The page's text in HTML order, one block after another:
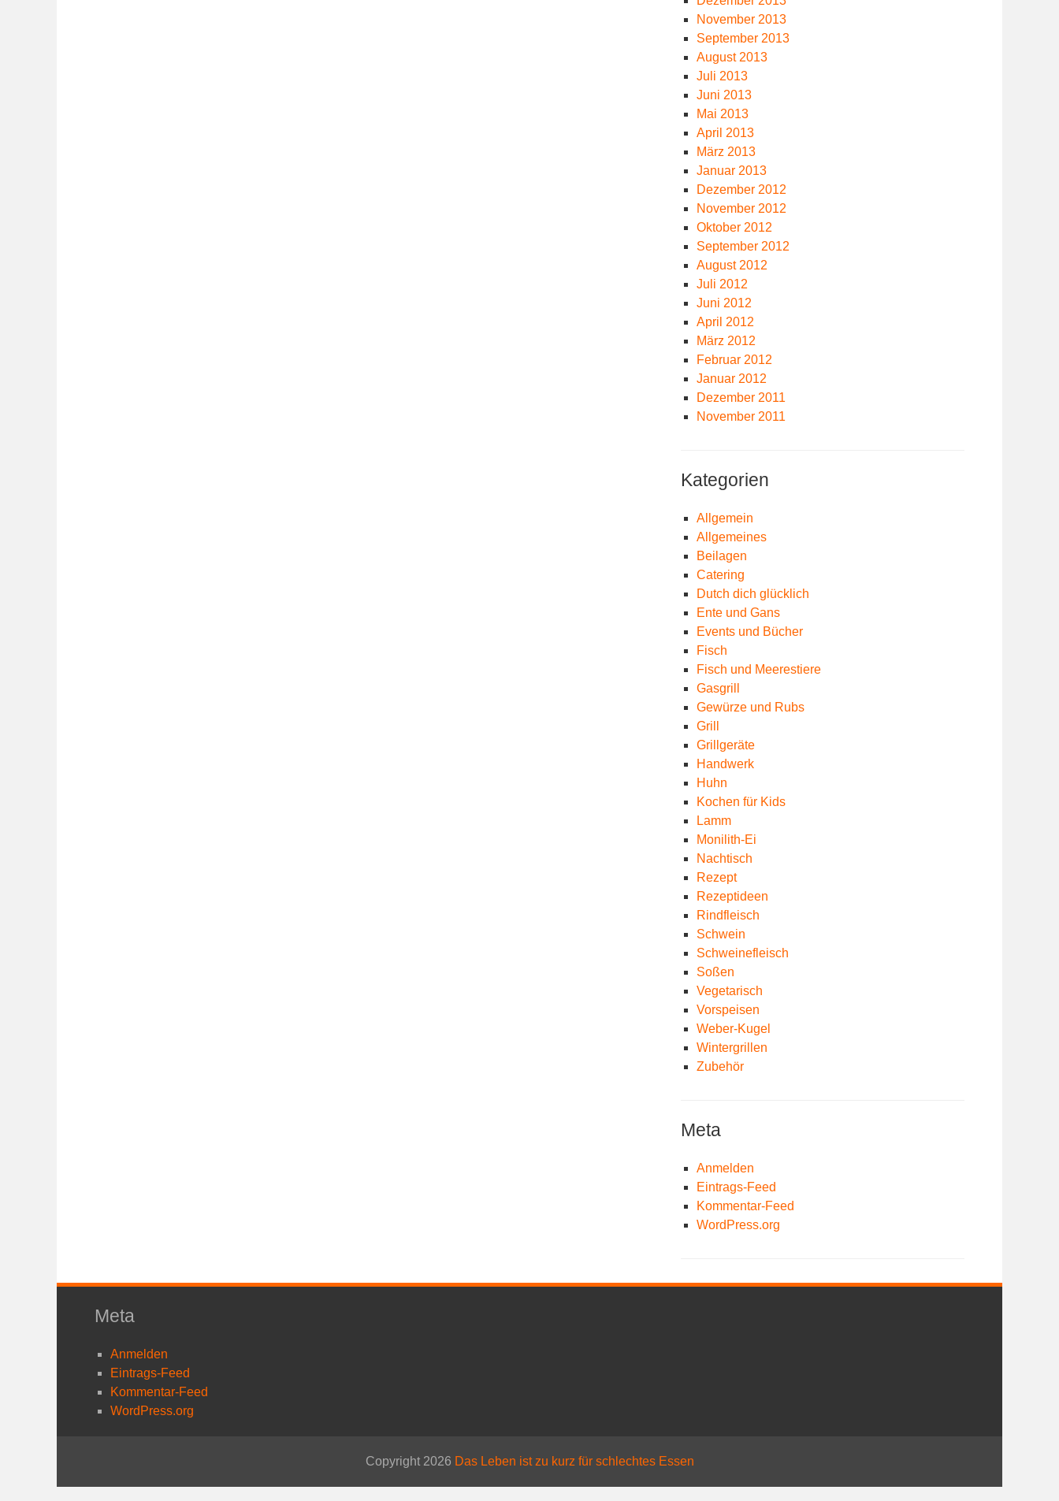
November 2013
September 2013
August 2013
Juli 2013
Juni 2013
Mai 2013
April 2013
März 2013
Januar 2013
Dezember 2012
November 2012
Oktober 2012
September 2012
August 2012
Juli 2012
Juni 2012
April 2012
März 2012
Februar 2012
Januar 2012
Dezember 2011
November 2011
Kategorien
Allgemein
Allgemeines
Beilagen
Catering
Dutch dich glücklich
Ente und Gans
Events und Bücher
Fisch
Fisch und Meerestiere
Gasgrill
Gewürze und Rubs
Grill
Grillgeräte
Handwerk
Huhn
Kochen für Kids
Lamm
Monilith-Ei
Nachtisch
Rezept
Rezeptideen
Rindfleisch
Schwein
Schweinefleisch
Soßen
Vegetarisch
Vorspeisen
Weber-Kugel
Wintergrillen
Zubehör
Meta
Anmelden
Eintrags-Feed
Kommentar-Feed
WordPress.org
Meta
Anmelden
Eintrags-Feed
Kommentar-Feed
WordPress.org
Copyright 2026 Das Leben ist zu kurz für schlechtes Essen